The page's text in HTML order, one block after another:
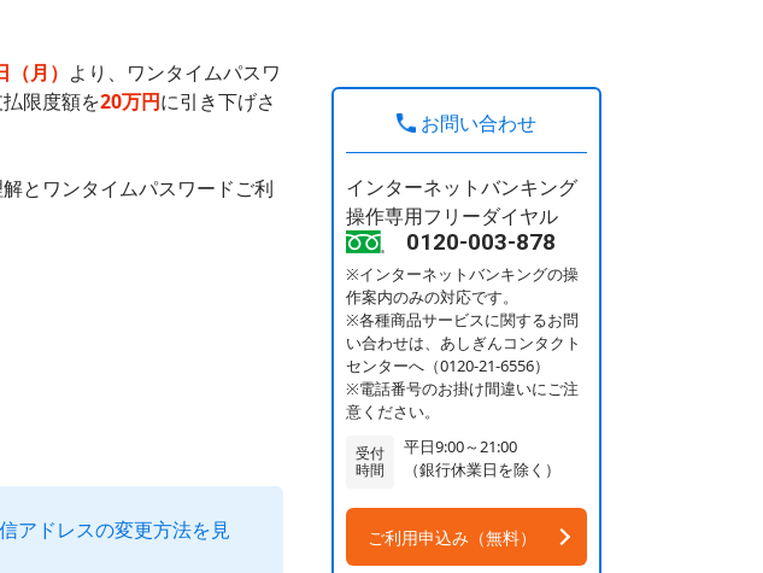
月） より、ワンタイムパスワ
限度額を20万円に引き下げさ
とワンタイムパスワードご利
アドレスの変更方法を見
お問い合わせ
インターネットバンキング
操作専用フリーダイヤル
0120-003-878
※インターネットバンキングの操
作案内のみの対応です。
※各種商品サービスに関するお問
い合わせは、あしぎんコンタクト
センターへ（0120-21-6556）
※電話番号のお掛け間違いにご注
意ください。
受付
時間
平日9:00～21:00
（銀行休業日を除く）
ご利用申込み（無料）